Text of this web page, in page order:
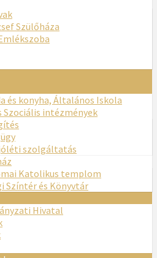
Szülőháza
és konyha, Általános Iskola
Szociális intézmények
szolgáltatás
Katolikus templom
Színtér és Könyvtár
Hivatal